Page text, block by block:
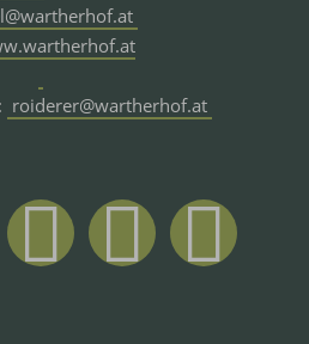
roiderer@wartherhof.at